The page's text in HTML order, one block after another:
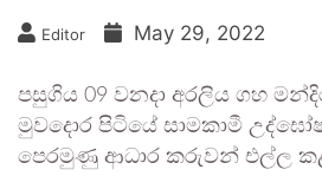
Editor May 29, 2022
පසුගිය 09 වනදා අරලිය ගහ
මුවදොර පිටියේ සාමකාමී
පෙරමුණු ආධාර කරුවන් එල්ල කළ